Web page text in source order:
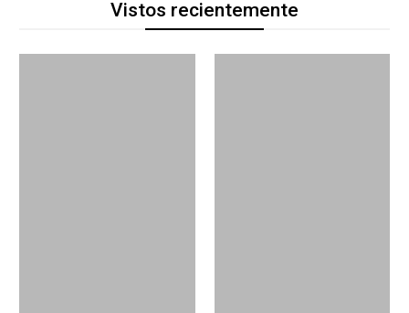
Vistos recientemente